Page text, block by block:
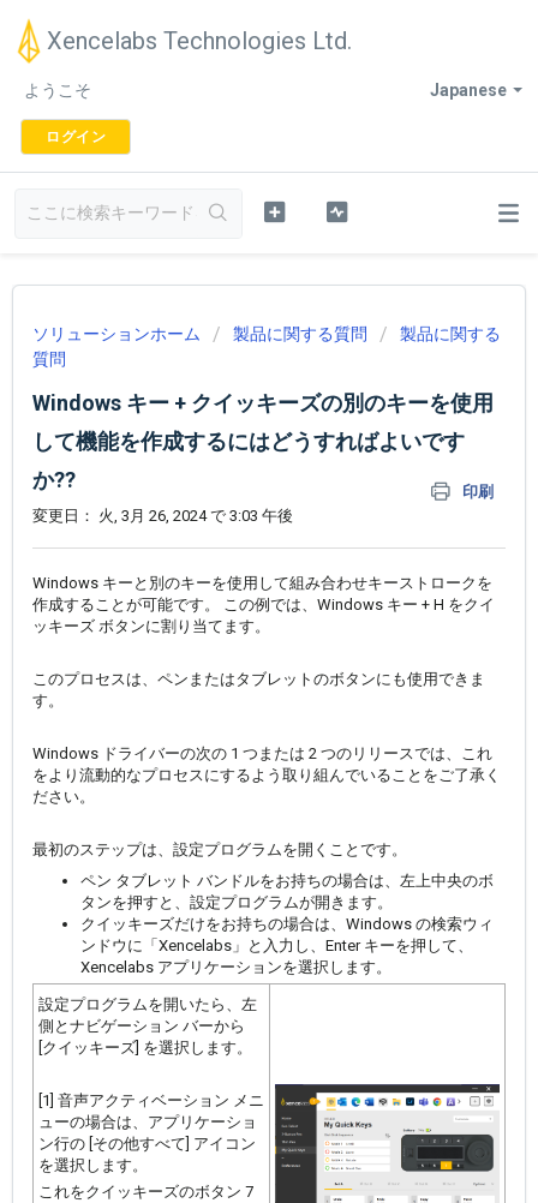
Xencelabs Technologies Ltd.
Japanese
ようこそ
ログイン
ソリューションホーム 製品に関する質問
製品に関する
質問
Windows キー + クイッキーズの別のキーを使用
して機能を作成するにはどうすればよいです
か??
印刷
変更日： 火, 3月 26, 2024 で 3:03 午後
Windows キーと別のキーを使用して組み合わせキーストロークを
作成することが可能です。 この例では、Windows キー + H をクイ
ッキーズ ボタンに割り当てます。
このプロセスは、ペンまたはタブレットのボタンにも使用できま
す。
Windows ドライバーの次の 1 つまたは 2 つのリリースでは、これ
をより流動的なプロセスにするよう取り組んでいることをご了承く
ださい。
最初のステップは、設定プログラムを開くことです。
ペン タブレット バンドルをお持ちの場合は、左上中央のボ
タンを押すと、設定プログラムが開きます。
クイッキーズだけをお持ちの場合は、Windows の検索ウィ
ンドウに「Xencelabs」と入力し、Enter キーを押して、
Xencelabs アプリケーションを選択します。
設定プログラムを開いたら、左
側とナビゲーション バーから
[クイッキーズ] を選択します。
[1] 音声アクティベーション メニ
ューの場合は、アプリケーショ
ン行の [その他すべて] アイコン
を選択します。
これをクイッキーズのボタン 7